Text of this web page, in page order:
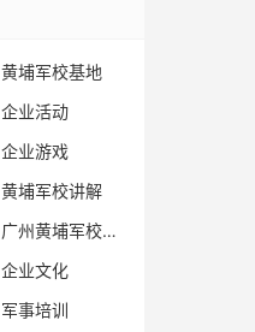
黄埔军校基地
企业活动
企业游戏
黄埔军校讲解
广州黄埔军校企业
企业文化
军事培训